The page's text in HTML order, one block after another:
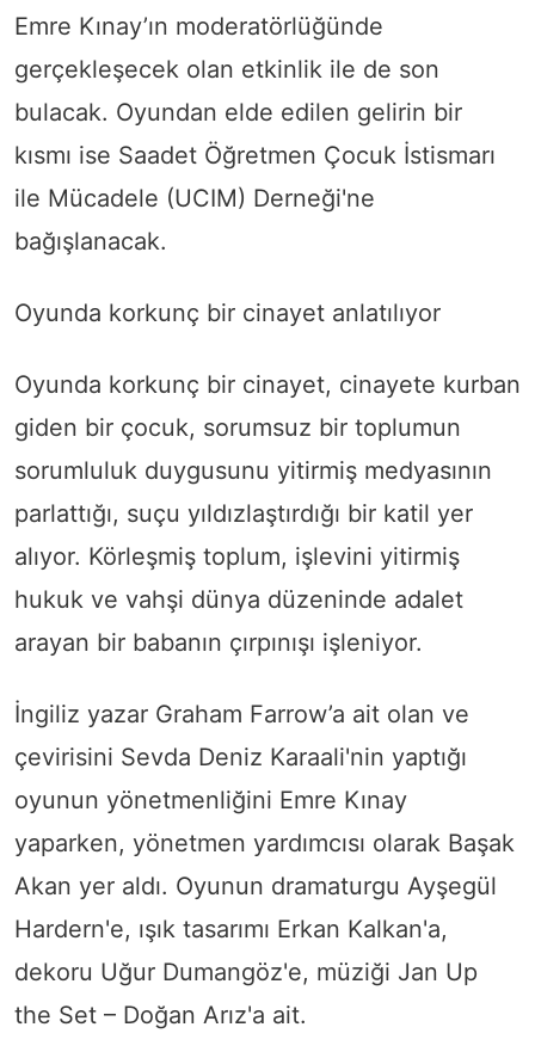
Emre Kınay’ın moderatörlüğünde
gerçekleşecek olan etkinlik ile de son
bulacak. Oyundan elde edilen gelirin bir
kısmı ise Saadet Öğretmen Çocuk İstismarı
ile Mücadele (UCIM) Derneği'ne
bağışlanacak.
Oyunda korkunç bir cinayet anlatılıyor
Oyunda korkunç bir cinayet, cinayete kurban
giden bir çocuk, sorumsuz bir toplumun
sorumluluk duygusunu yitirmiş medyasının
parlattığı, suçu yıldızlaştırdığı bir katil yer
alıyor. Körleşmiş toplum, işlevini yitirmiş
hukuk ve vahşi dünya düzeninde adalet
arayan bir babanın çırpınışı işleniyor.
İngiliz yazar Graham Farrow’a ait olan ve
çevirisini Sevda Deniz Karaali'nin yaptığı
oyunun yönetmenliğini Emre Kınay
yaparken, yönetmen yardımcısı olarak Başak
Akan yer aldı. Oyunun dramaturgu Ayşegül
Hardern'e, ışık tasarımı Erkan Kalkan'a,
dekoru Uğur Dumangöz'e, müziği Jan Up
the Set – Doğan Arız'a ait.